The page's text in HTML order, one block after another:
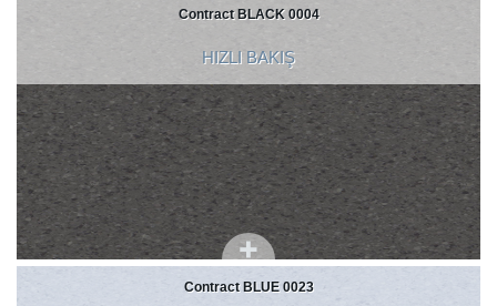
Contract BLACK 0004
HIZLI BAKIŞ
Contract BLUE 0023